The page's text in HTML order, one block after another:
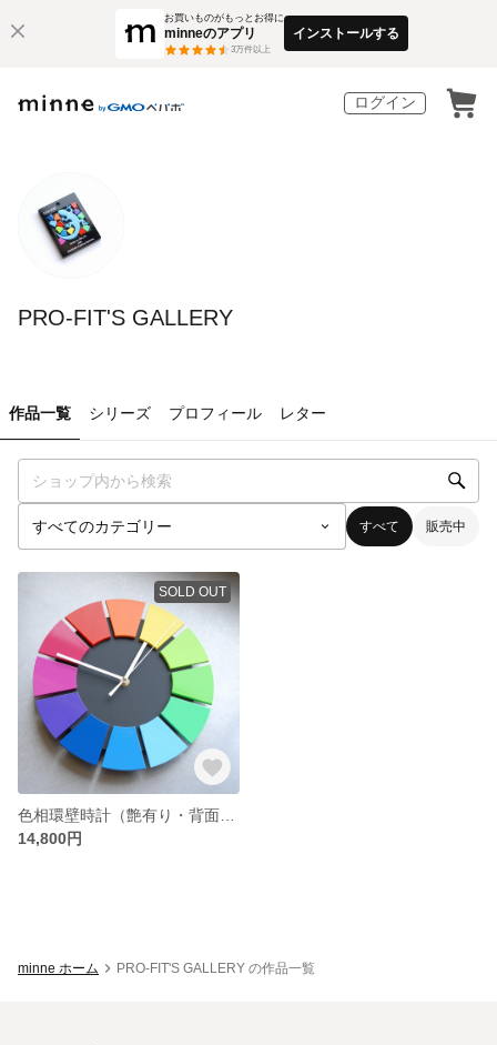
お買いものがもっとお得に
minneのアプリ
3万件以上
インストールする
ログイン
PRO-FIT'S GALLERY
作品一覧 シリーズ プロフィール レター
すべて 販売中
SOLD OUT
14,800円
minne ホーム PRO-FIT'S GALLERY の作品一覧